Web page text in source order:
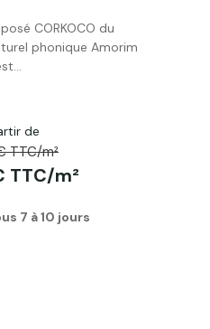
CORKOCO du
phonique Amorim
de
TTC/m²
TTC/m²
7 à 10 jours